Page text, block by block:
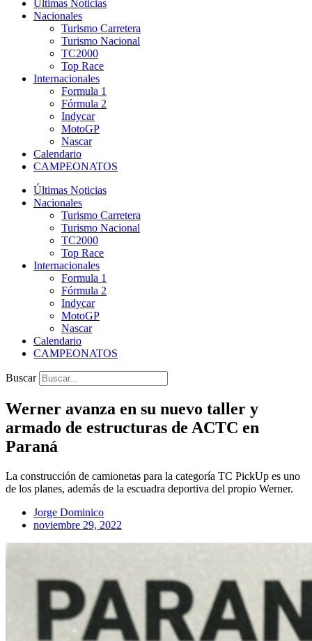
Últimas Noticias
Nacionales
Turismo Carretera
Turismo Nacional
TC2000
Top Race
Internacionales
Formula 1
Fórmula 2
Indycar
MotoGP
Nascar
Calendario
CAMPEONATOS
Últimas Noticias
Nacionales
Turismo Carretera
Turismo Nacional
TC2000
Top Race
Internacionales
Formula 1
Fórmula 2
Indycar
MotoGP
Nascar
Calendario
CAMPEONATOS
Buscar
Werner avanza en su nuevo taller y
armado de estructuras de ACTC en
Paraná
La construcción de camionetas para la categoría TC PickUp es uno
de los planes, además de la escuadra deportiva del propio Werner.
Jorge Dominico
noviembre 29, 2022